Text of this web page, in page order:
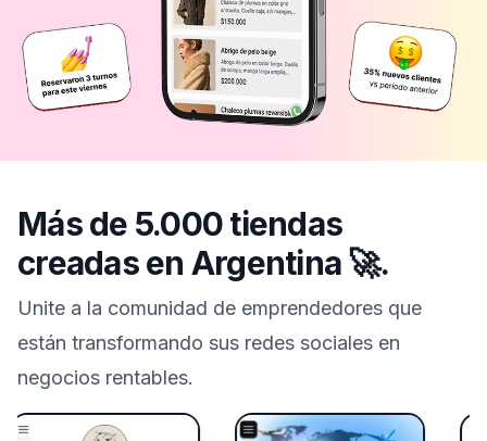
Más de 5.000 tiendas
creadas en Argentina🚀.
Unite a la comunidad de emprendedores que
están transformando sus redes sociales en
negocios rentables.